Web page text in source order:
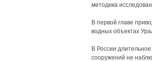
методика
В первой главе
водных объектах
В России
сооружений не